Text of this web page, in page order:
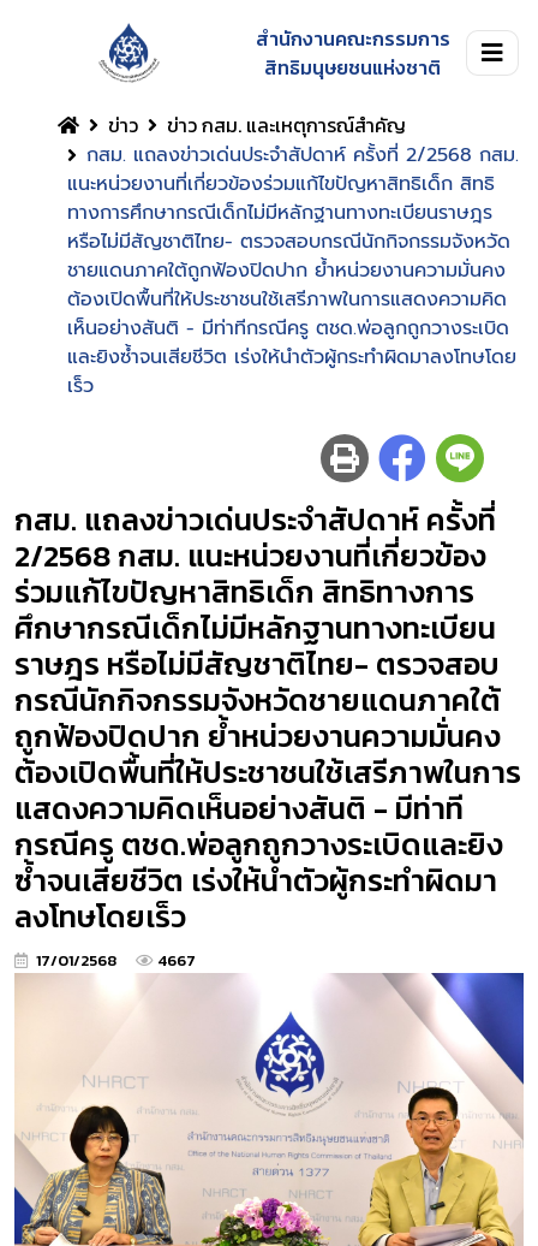
สำนักงานคณะกรรมการ
สิทธิมนุษยชนแห่งชาติ
ข่าว
ข่าว กสม. และเหตุการณ์สำคัญ
กสม. แถลงข่าวเด่นประจำสัปดาห์ ครั้งที่ 2/2568 กสม.
แนะหน่วยงานที่เกี่ยวข้องร่วมแก้ไขปัญหาสิทธิเด็ก สิทธิ
ทางการศึกษากรณีเด็กไม่มีหลักฐานทางทะเบียนราษฎร
หรือไม่มีสัญชาติไทย- ตรวจสอบกรณีนักกิจกรรมจังหวัด
ชายแดนภาคใต้ถูกฟ้องปิดปาก ย้ำหน่วยงานความมั่นคง
ต้องเปิดพื้นที่ให้ประชาชนใช้เสรีภาพในการแสดงความคิด
เห็นอย่างสันติ - มีท่าทีกรณีครู ตชด.พ่อลูกถูกวางระเบิด
และยิงซ้ำจนเสียชีวิต เร่งให้นำตัวผู้กระทำผิดมาลงโทษโดย
เร็ว
กสม. แถลงข่าวเด่นประจำสัปดาห์ ครั้งที่
2/2568 กสม. แนะหน่วยงานที่เกี่ยวข้อง
ร่วมแก้ไขปัญหาสิทธิเด็ก สิทธิทางการ
ศึกษากรณีเด็กไม่มีหลักฐานทางทะเบียน
ราษฎร หรือไม่มีสัญชาติไทย- ตรวจสอบ
กรณีนักกิจกรรมจังหวัดชายแดนภาคใต้
ถูกฟ้องปิดปาก ย้ำหน่วยงานความมั่นคง
ต้องเปิดพื้นที่ให้ประชาชนใช้เสรีภาพในการ
แสดงความคิดเห็นอย่างสันติ - มีท่าที
กรณีครู ตชด.พ่อลูกถูกวางระเบิดและยิง
ซ้ำจนเสียชีวิต เร่งให้นำตัวผู้กระทำผิดมา
ลงโทษโดยเร็ว
17/01/2568 4667